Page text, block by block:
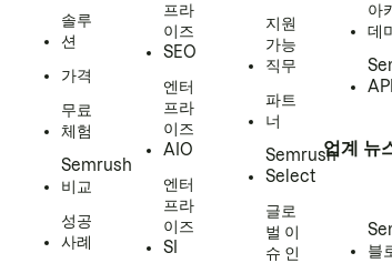
솔루
션
가격
무료
체험
Semrush
비교
성공
사례
프라
이즈
SEO
엔터
프라
이즈
AIO
엔터
프라
이즈
SI
지원
가능
직무
파트
너
Semrush
Select
글로
벌 이
슈 인
아
데
업계 뉴
블